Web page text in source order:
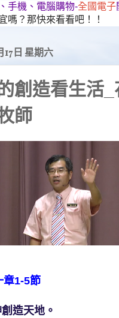
、手機、電腦購物-全國電子
嗎？那快來看看吧！！
17日 星期六
創造看生活
師
章1-5節
造天地。